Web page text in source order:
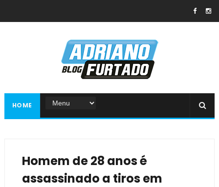
HOME
Homem de 28 anos é
assassinado a tiros em